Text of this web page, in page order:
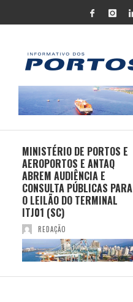
MINISTÉRIO DE PORTOS E
AEROPORTOS E ANTAQ
ABREM AUDIÊNCIA E
CONSULTA PÚBLICAS PARA
O LEILÃO DO TERMINAL
ITJ01 (SC)
REDAÇÃO